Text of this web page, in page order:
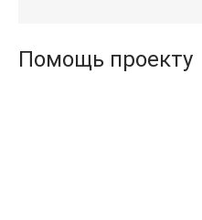
Помощь проекту